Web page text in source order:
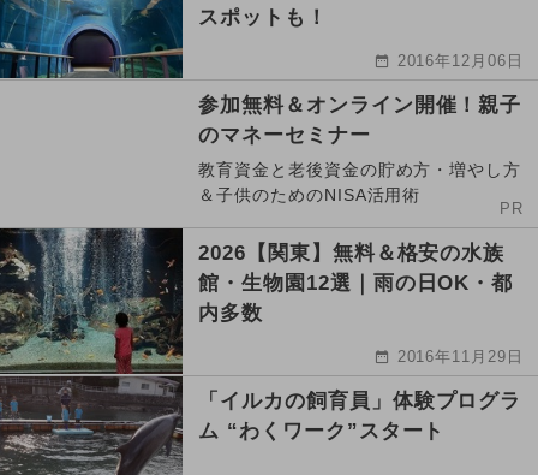
スポットも！
2016年12月06日
参加無料＆オンライン開催！親子
のマネーセミナー
教育資金と老後資金の貯め方・増やし方
＆子供のためのNISA活用術
PR
2026【関東】無料＆格安の水族
館・生物園12選｜雨の日OK・都
内多数
2016年11月29日
「イルカの飼育員」体験プログラ
ム “わくワーク”スタート